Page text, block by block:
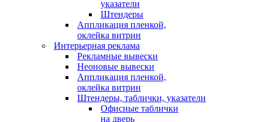
указатели
Штендеры
Аппликация пленкой,
оклейка витрин
Интерьерная реклама
Рекламные вывески
Неоновые вывески
Аппликация пленкой,
оклейка витрин
Штендеры, таблички, указатели
Офисные таблички
на дверь